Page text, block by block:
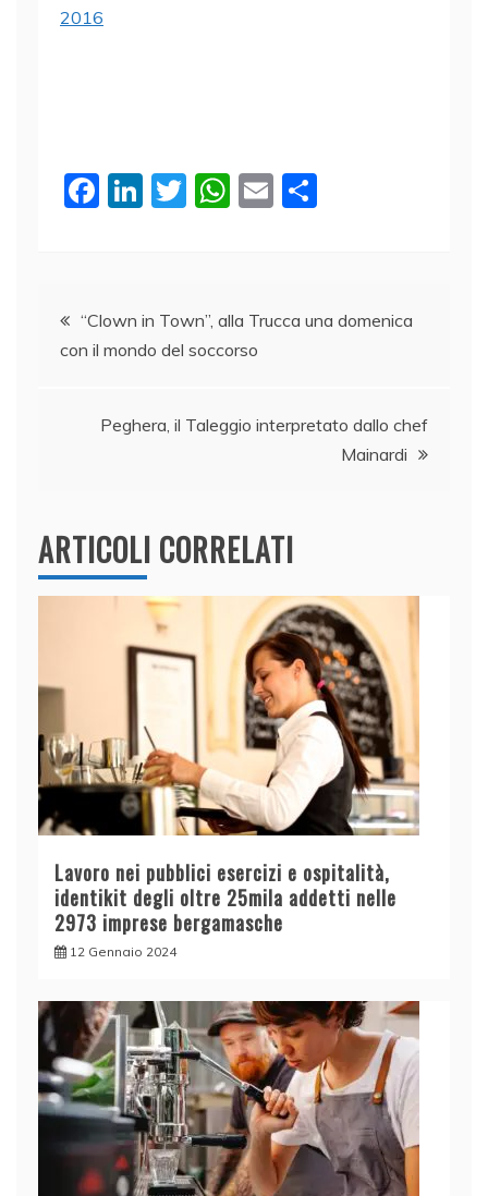
2016
F
b
o
k
Li
dI
n
T
W
A
p
E
vi
Navigazione
articoli
“Clown in Town”, alla Trucca una domenica
con il mondo del soccorso
Peghera, il Taleggio interpretato dallo chef
Mainardi
ARTICOLI CORRELATI
Lavoro nei pubblici esercizi e ospitalità,
identikit degli oltre 25mila addetti nelle
2973 imprese bergamasche
12 Gennaio 2024